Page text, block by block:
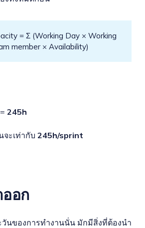
= Σ (Working Day × Working
member × Availability)
245h
จะเท่ากับ 245h/sprint
อก
นของการทำงานนั่น มักมีสิ่งที่ต้องนำ